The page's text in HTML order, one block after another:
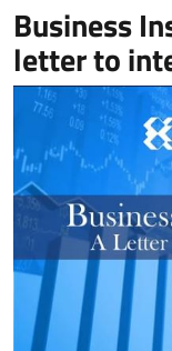
Business
letter to